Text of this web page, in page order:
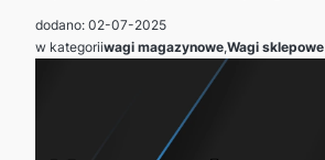
dodano: 02-07-2025
w kategoriiwagi magazynowe,Wagi sklepowe